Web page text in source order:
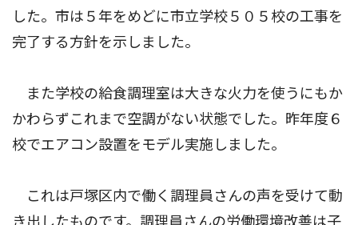
した。市は５年をめどに市立学校５０５校の工事を
完了する方針を示しました。
また学校の給食調理室は大きな火力を使うにもか
かわらずこれまで空調がない状態でした。昨年度６
校でエアコン設置をモデル実施しました。
これは戸塚区内で働く調理員さんの声を受けて動
き出したものです。調理員さんの労働環境改善は子